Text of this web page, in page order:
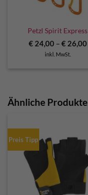
Petzl Spirit Express
€24,00– €26,00
inkl. MwSt.
Ähnliche Produkte
Preis Tipp